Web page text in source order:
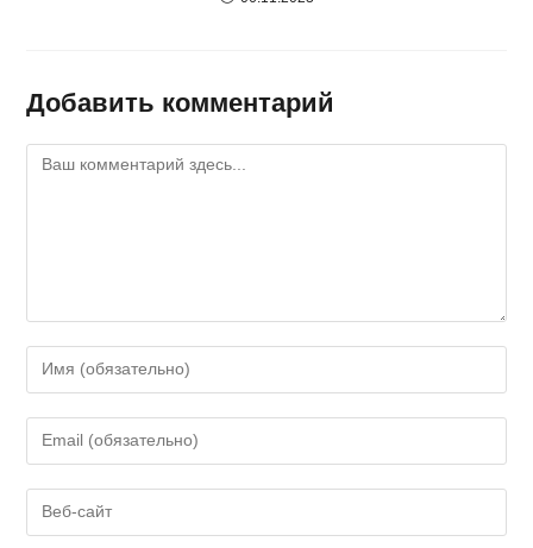
Добавить комментарий
Комментарий
Введите
свое
имя
или
пользователя,
чтобы
Введите
свой
email-
адрес,
Введите
URL